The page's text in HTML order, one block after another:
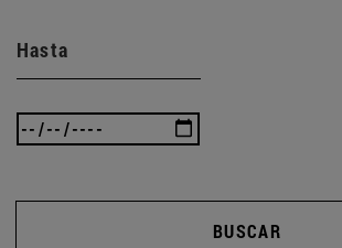
Hasta
BUSCAR